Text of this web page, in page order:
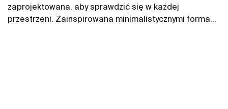
zaprojektowana, aby sprawdzić się w każdej
przestrzeni. Zainspirowana minimalistycznymi formami